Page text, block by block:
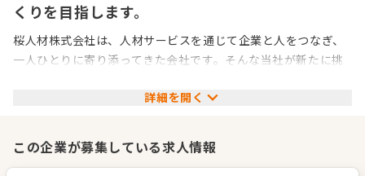
くりを目指します。
桜人材株式会社は、人材サービスを通じて企業と人をつなぎ、
一人ひとりに寄り添ってきた会社です。そんな当社が新たに挑
丼』。定番の海鮮丼はもちろん、炙り・漬け・創作系など、豊
富なラインナップをリーズナブルに楽しめるブランドとして、
詳細を開く
この企業が募集している求人情報